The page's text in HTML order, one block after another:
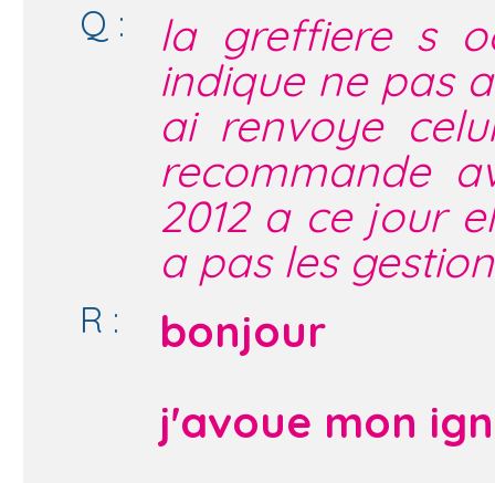
Q :
la greffiere s
indique ne pas
ai renvoye
recommande
2012 a ce jour
a pas les
R :
bonjour
j'avoue mon